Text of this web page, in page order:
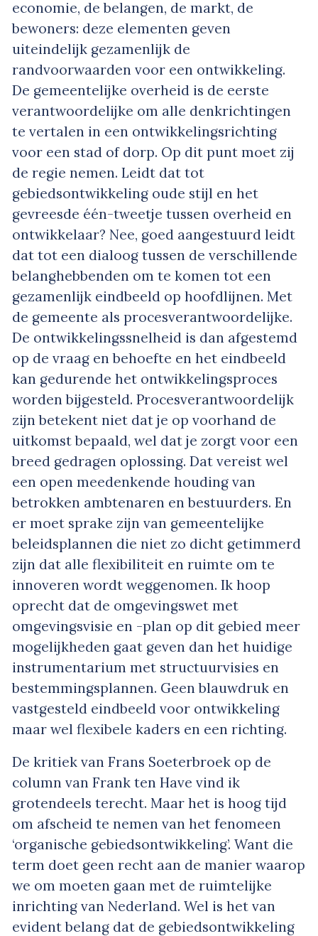
economie, de belangen, de markt, de
bewoners: deze elementen geven
uiteindelijk gezamenlijk de
randvoorwaarden voor een ontwikkeling.
De gemeentelijke overheid is de eerste
verantwoordelijke om alle denkrichtingen
te vertalen in een ontwikkelingsrichting
voor een stad of dorp. Op dit punt moet zij
de regie nemen. Leidt dat tot
gebiedsontwikkeling oude stijl en het
gevreesde één-tweetje tussen overheid en
ontwikkelaar? Nee, goed aangestuurd leidt
dat tot een dialoog tussen de verschillende
belanghebbenden om te komen tot een
gezamenlijk eindbeeld op hoofdlijnen. Met
de gemeente als procesverantwoordelijke.
De ontwikkelingssnelheid is dan afgestemd
op de vraag en behoefte en het eindbeeld
kan gedurende het ontwikkelingsproces
worden bijgesteld. Procesverantwoordelijk
zijn betekent niet dat je op voorhand de
uitkomst bepaald, wel dat je zorgt voor een
breed gedragen oplossing. Dat vereist wel
een open meedenkende houding van
betrokken ambtenaren en bestuurders. En
er moet sprake zijn van gemeentelijke
beleidsplannen die niet zo dicht getimmerd
zijn dat alle flexibiliteit en ruimte om te
innoveren wordt weggenomen. Ik hoop
oprecht dat de omgevingswet met
omgevingsvisie en -plan op dit gebied meer
mogelijkheden gaat geven dan het huidige
instrumentarium met structuurvisies en
bestemmingsplannen. Geen blauwdruk en
vastgesteld eindbeeld voor ontwikkeling
maar wel flexibele kaders en een richting.
De kritiek van Frans Soeterbroek op de
column van Frank ten Have vind ik
grotendeels terecht. Maar het is hoog tijd
om afscheid te nemen van het fenomeen
‘organische gebiedsontwikkeling’. Want die
term doet geen recht aan de manier waarop
we om moeten gaan met de ruimtelijke
inrichting van Nederland. Wel is het van
evident belang dat de gebiedsontwikkeling